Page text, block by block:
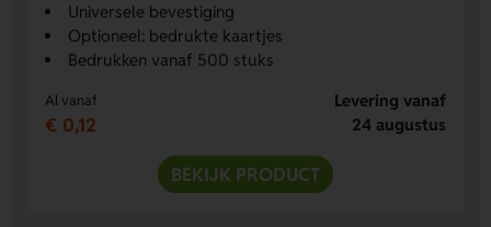
Universele bevestiging
Optioneel: bedrukte kaartjes
Bedrukken vanaf 500 stuks
Al vanaf
€ 0,12
Levering vanaf
24 augustus
BEKIJK PRODUCT